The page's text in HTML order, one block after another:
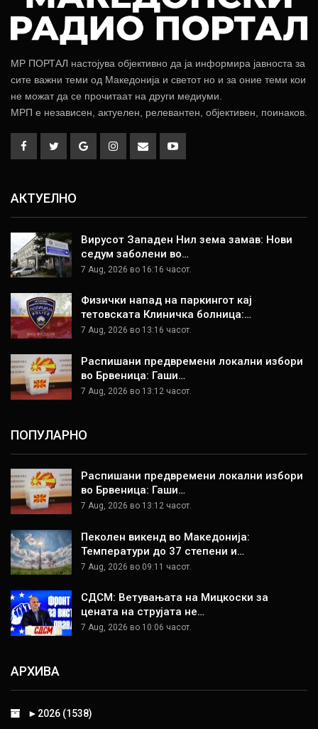
МР ПОРТАЛ настојува објективно да ја информира јавноста за
сите важни теми од Македонија и светот но и за оние теми кои
не можат да се прочитаат на други медиуми.
МРП е независен, актуелен, релевантен, објективен, поинаков.
АКТУЕЛНО
Вирусот Западен Нил зема замав: Нови
седум заболени во…
7 Aug, 2026 во 16:16 часот.
Физички напад на паркингот кај
тетовската Клиничка болница:…
7 Aug, 2026 во 13:16 часот.
Распишани предвремени локални избори
во Брвеница: Гаши…
7 Aug, 2026 во 13:12 часот.
ПОПУЛАРНО
Распишани предвремени локални избори
во Брвеница: Гаши…
7 Aug, 2026 во 13:12 часот.
Пеколен викенд во Македонија:
Температури до 37 степени и…
7 Aug, 2026 во 09:11 часот.
СДСМ: Ветувањата на Мицкоски за
цената на струјата не…
7 Aug, 2026 во 10:06 часот.
АРХИВА
► 2026 (1538)